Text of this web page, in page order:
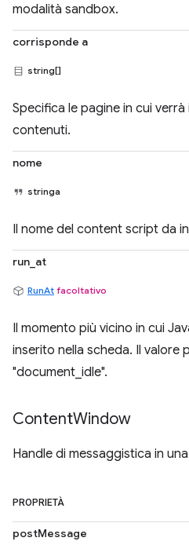
modalità sandbox.
corrisponde a
string[]
Specifica le pagine in cui
contenuti.
nome
stringa
Il nome del content script da
run_at
RunAt facoltativo
Il momento più vicino in cui
inserito nella scheda. Il valore
"document_idle".
ContentWindow
Handle di messaggistica in
PROPRIETÀ
postMessage